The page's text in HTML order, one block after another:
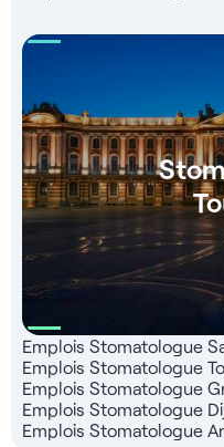
Emplois Stomatologue
Emplois Stomatologue
Emplois Stomatologue
Emplois Stomatologue
Emplois Stomatologue